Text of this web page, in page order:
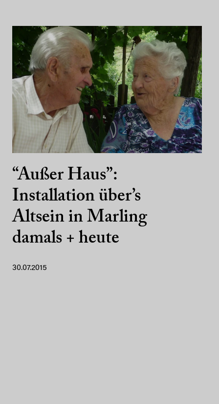
“Außer Haus”:
Installation über’s
Altsein in Marling
damals + heute
30.07.2015